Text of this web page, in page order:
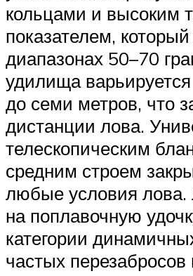
кольцами и высоким
показателем,
диапазонах 50–70
удилища
до семи метров, что
дистанции лова.
телескопическим
средним строем
любые условия лова.
на поплавочную
категории
частых